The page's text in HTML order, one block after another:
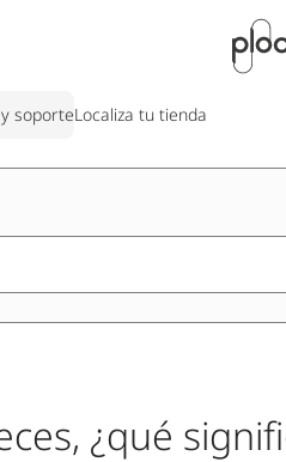
soporteLocaliza tu tienda
¿qué